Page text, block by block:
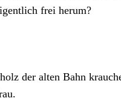
frei herum?
der alten Bahn